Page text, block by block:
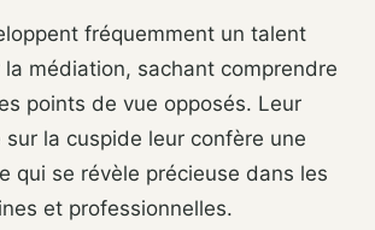
fréquemment un talent
médiation, sachant comprendre
points de vue opposés. Leur
sur la cuspide leur confère une
qui se révèle précieuse dans les
et professionnelles.